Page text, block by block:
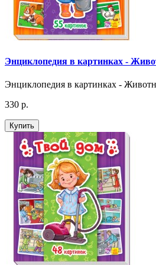
Энциклопедия в картинках -
Энциклопедия в картинках -
330 р.
Купить